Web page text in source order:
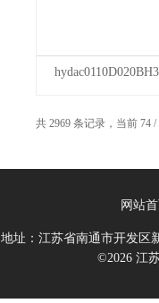
共 2969 条记录，当前 74
网站
地址：江苏省南通市开发区
©2026 江